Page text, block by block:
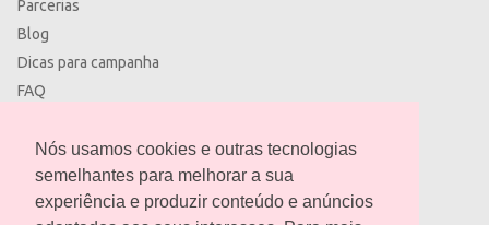
Nós usamos cookies e outras tecnologias
semelhantes para melhorar a sua
experiência e produzir conteúdo e anúncios
Parcerias
Blog
Dicas para campanha
FAQ
Política de privacidade